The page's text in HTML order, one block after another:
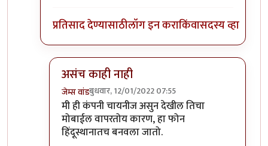
प्रतिसाद देण्यासाठीलॉग इन कराकिंवासदस्य व्हा
असंच काही नाही
जेम्स वांडबुधवार, 12/01/2022 07:55
In reply toया फोन बद्दल तुमचा review काय
मी ही कंपनी चायनीज असुन देखील तिचा
मोबाईल वापरतोय कारण, हा फोन
हिंदूस्थानातच बनवला जातो.